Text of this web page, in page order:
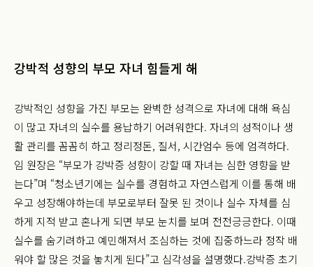
강박적 성향의 부모 자녀 힘들게 해
강박적인 성향을 가진 부모는 완벽한 성격으로 자녀에 대해 욕심
이 많고 자녀의 실수를 용납하기 어려워한다. 자녀의 성적이나 생
활 관리를 꼼꼼히 하고 정리정돈, 질서, 시간엄수 등에 엄격하다.
임 원장은 “부모가 강박증 성향이 강할 때 자녀는 심한 영향을 받
는다”며 “청소년기에는 실수를 경험하고 자연스럽게 이를 통해 배
우고 성장해야하는데 부모로부터 잘못 된 것이나 실수 자체를 심
하게 지적 받고 혼나게 되면 부모 눈치를 보며 전전긍긍한다. 이때
실수를 숨기려하고 예민해져서 조심하는 것에 집중하느라 정작 배
워야 할 많은 것을 놓치게 된다”고 심각성을 설명했다.강박증 초기